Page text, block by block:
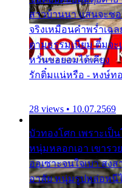
สาวบ้านนา แสนจะซ
จริงเหมือนคำพร่ำเฉ
ตามธรรมเนียม ติ๋มจะ
หวั่นขอยอมได้เคียง
รักติ๋มแน่หรือ - หงษ์ท
28 views • 10.07.2569
บัวทองโศก เพราะเ
หนุ่มหลอกเอา เขาร
ออเซาะจนใจเบา สง
อาลัย หนุ่มรูปหล่อหนี